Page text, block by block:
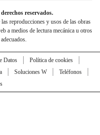
reservados.
reproducciones y usos de las obras
a medios de lectura mecánica u otros
Datos
Política de cookies
Soluciones W
Teléfonos